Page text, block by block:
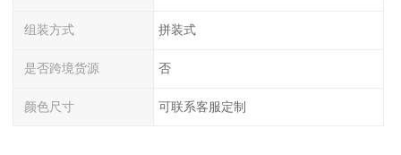
组装方式 拼装式
是否跨境货源 否
颜色尺寸 可联系客服定制